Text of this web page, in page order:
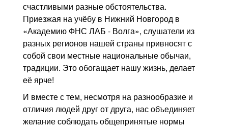
счастливыми разные обстоятельства.
Приезжая на учёбу в Нижний Новгород в
«Академию ФНС ЛАБ - Волга», слушатели из
разных регионов нашей страны привносят с
собой свои местные национальные обычаи,
традиции. Это обогащает нашу жизнь, делает
её ярче!
И вместе с тем, несмотря на разнообразие и
отличия людей друг от друга, нас объединяет
желание соблюдать общепринятые нормы